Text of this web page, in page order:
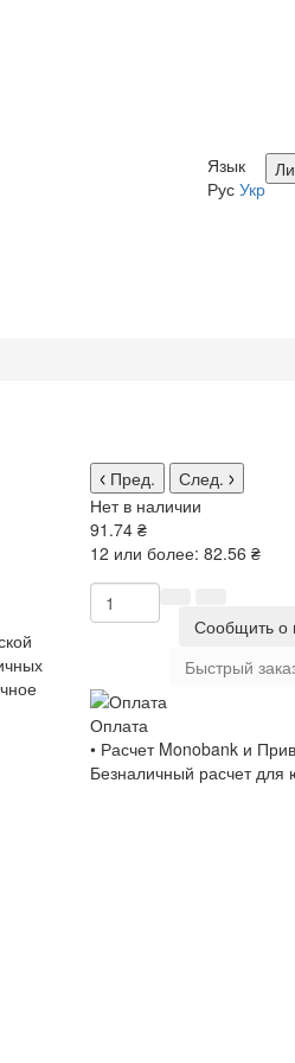
Язык
Рус Укр
Пред.
След.
Нет в наличии
91.74 ₴
12 или более: 82.56 ₴
Сообщить о
Быстрый
Оплата
• Расчет Monobank и
Безналичный расчет для